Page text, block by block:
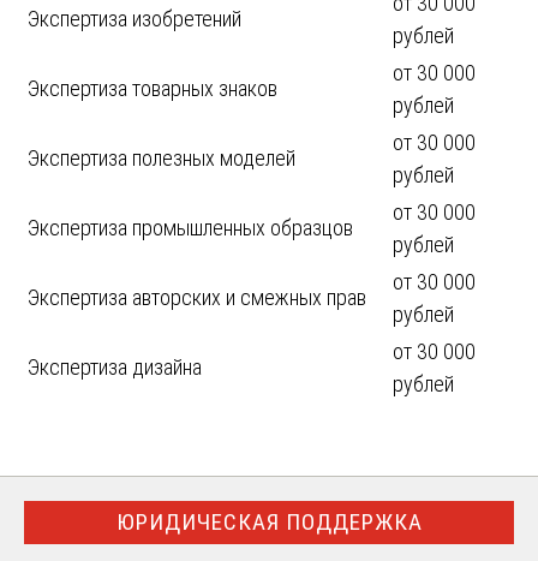
Экспертиза изобретений
рублей
Экспертиза товарных знаков
от 30 000
рублей
Экспертиза полезных моделей
от 30 000
рублей
Экспертиза промышленных образцов
от 30 000
рублей
Экспертиза авторских и смежных прав
от 30 000
рублей
Экспертиза дизайна
от 30 000
рублей
ЮРИДИЧЕСКАЯ ПОДДЕРЖКА